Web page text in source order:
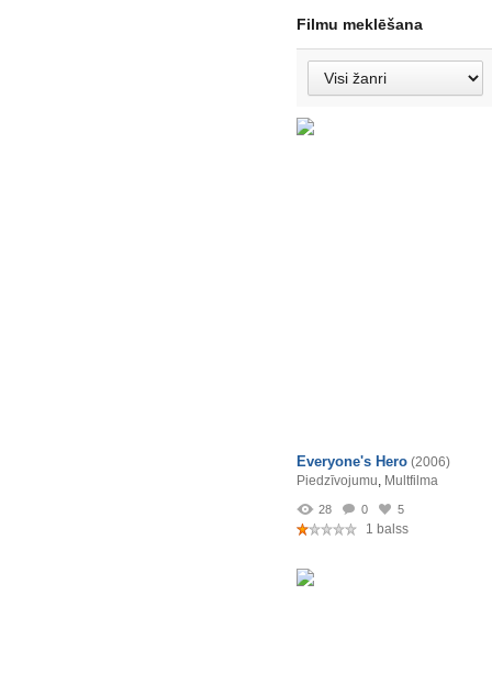
Filmu meklēšana
Everyone's Hero (2006)
Piedzīvojumu, Multfilma
28 0 5
1 balss